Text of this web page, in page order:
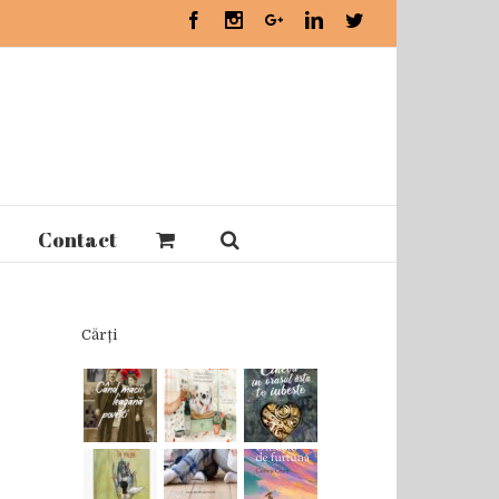
FacebookInstagramGoogle+LinkedinTwitter
Contact
Cărți